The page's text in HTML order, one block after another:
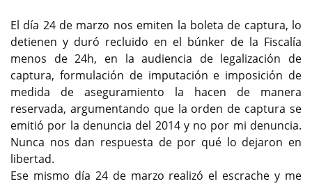
El día 24 de marzo nos emiten la boleta de captura, lo
detienen y duró recluido en el búnker de la Fiscalía
menos de 24h, en la audiencia de legalización de
captura, formulación de imputación e imposición de
medida de aseguramiento la hacen de manera
reservada, argumentando que la orden de captura se
emitió por la denuncia del 2014 y no por mi denuncia.
Nunca nos dan respuesta de por qué lo dejaron en
libertad.
Ese mismo día 24 de marzo realizó el escrache y me